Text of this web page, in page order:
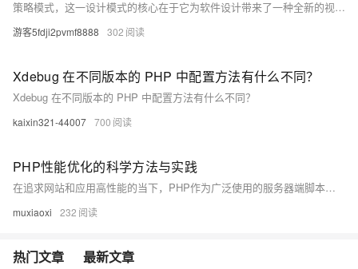
策略模式，这一设计模式的核心在于它为软件设计带来了一种全新的视角和方法。它允许我们在运行时根据不同情况选择最适合的解决方案，从而极大地提高了程序的灵活性和可扩展性。在PHP这门广泛应用的编程语言中，策略模式同样大放异彩，为开发者们提供了丰富的创作空间。本文将从策略模式的基本概念入手，逐步深入到PHP中的实现细节，并通过一个具体的实例来展示其在实际项目中的应用效果。我们还将探讨策略模式的优势以及在实际应用中可能遇到的挑战和解决方案，为PHP开发者提供一份宝贵的参考。
游客5fdji2pvmf8888 302
Xdebug 在不同版本的 PHP 中配置方法有什么不同？
Xdebug 在不同版本的 PHP 中配置方法有什么不同？
kaixin321-44007 700
PHP性能优化的科学方法与实践
在追求网站和应用高性能的当下，PHP作为广泛使用的服务器端脚本语言，其性能优化变得尤为重要。本文将基于数据导向和科学严谨的原则，探讨PHP性能优化的有效策略。首先，通过分析PHP运行机制和性能瓶颈，指出优化的必要性；然后，结合最新的研究成果和实验数据，详细介绍代码层面、配置调优、数据库交互以及缓存应用等方面的具体优化措施；最后，以案例形式展示优化效果，并对PHP性能优化的未来趋势进行展望。旨在为开发者提供一套逻辑严密、实证支持的性能提升方法论。
muxiaoxi 232
热门文章 最新文章